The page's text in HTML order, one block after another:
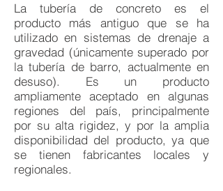
La tubería de concreto es el
producto más antiguo que se ha
utilizado en sistemas de drenaje a
gravedad (únicamente superado por
la tubería de barro, actualmente en
desuso). Es un producto
ampliamente aceptado en algunas
regiones del país, principalmente
por su alta rigidez, y por la amplia
disponibilidad del producto, ya que
se tienen fabricantes locales y
regionales.